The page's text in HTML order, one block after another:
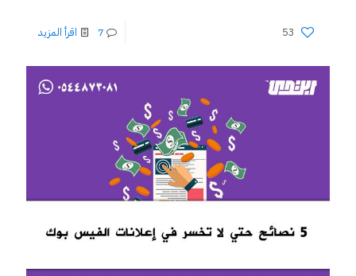
53
7 اقرأ المزيد